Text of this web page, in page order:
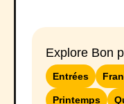
Explore Bon
Entrées
Printemps